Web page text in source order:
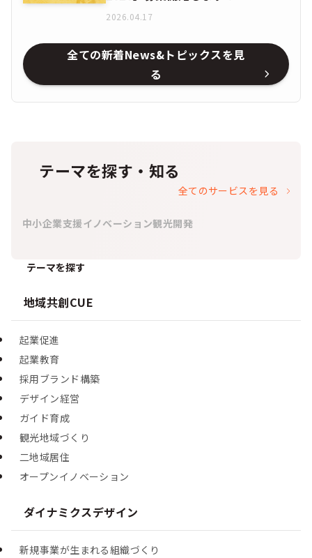
テーマを探す
地域共創CUE
起業促進
起業教育
採用ブランド構築
デザイン経営
ガイド育成
観光地域づくり
二地域居住
オープンイノベーション
ダイナミクスデザイン
新規事業が生まれる組織づくり
2026.04.17
全ての新着News&トピックスを見
る
テーマを探す・知る
全てのサービスを見る
中小企業支援イノベーション観光開発